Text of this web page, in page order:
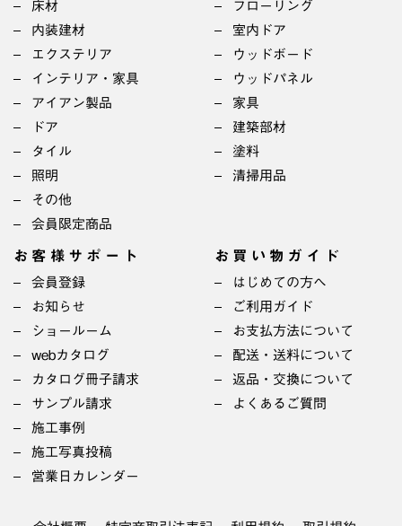
床材
内装建材
エクステリア
インテリア・家具
アイアン製品
ドア
タイル
照明
その他
会員限定商品
フローリング
室内ドア
ウッドボード
ウッドパネル
家具
建築部材
塗料
清掃用品
お客様サポート
会員登録
お知らせ
ショールーム
webカタログ
カタログ冊子請求
サンプル請求
施工事例
施工写真投稿
営業日カレンダー
お買い物ガイド
はじめての方へ
ご利用ガイド
お支払方法について
配送・送料について
返品・交換について
よくあるご質問